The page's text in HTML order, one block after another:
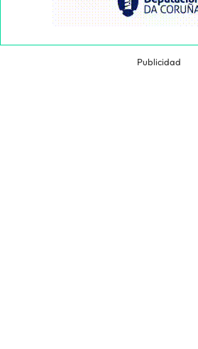
Publicidad